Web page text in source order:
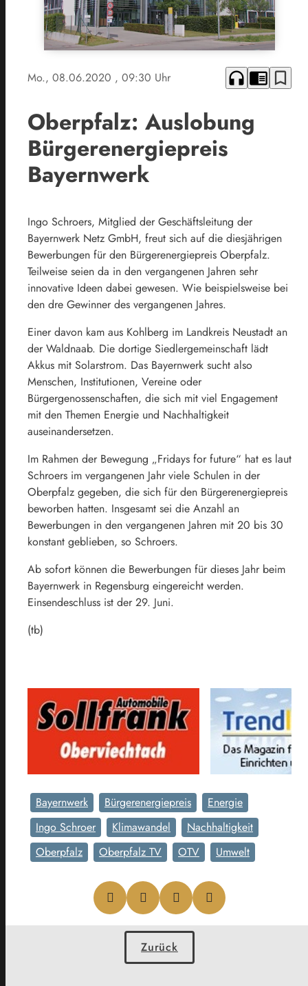
Mo., 08.06.2020 , 09:30 Uhr headphones chrome_reader_mode bookmark_border
Oberpfalz: Auslobung
Bürgerenergiepreis
Bayernwerk
Ingo Schroers, Mitglied der Geschäftsleitung der
Bayernwerk Netz GmbH, freut sich auf die diesjährigen
Bewerbungen für den Bürgerenergiepreis Oberpfalz.
Teilweise seien da in den vergangenen Jahren sehr
innovative Ideen dabei gewesen. Wie beispielsweise bei
den dre Gewinner des vergangenen Jahres.
Einer davon kam aus Kohlberg im Landkreis Neustadt an
der Waldnaab. Die dortige Siedlergemeinschaft lädt
Akkus mit Solarstrom. Das Bayernwerk sucht also
Menschen, Institutionen, Vereine oder
Bürgergenossenschaften, die sich mit viel Engagement
mit den Themen Energie und Nachhaltigkeit
auseinandersetzen.
Im Rahmen der Bewegung „Fridays for future“ hat es laut
Schroers im vergangenen Jahr viele Schulen in der
Oberpfalz gegeben, die sich für den Bürgerenergiepreis
beworben hatten. Insgesamt sei die Anzahl an
Bewerbungen in den vergangenen Jahren mit 20 bis 30
konstant geblieben, so Schroers.
Ab sofort können die Bewerbungen für dieses Jahr beim
Bayernwerk in Regensburg eingereicht werden.
Einsendeschluss ist der 29. Juni.
(tb)
Bayernwerk Bürgerenergiepreis
Energie
Ingo Schroer
Klimawandel
Nachhaltigkeit
Oberpfalz
Oberpfalz TV OTV Umwelt
Zurück